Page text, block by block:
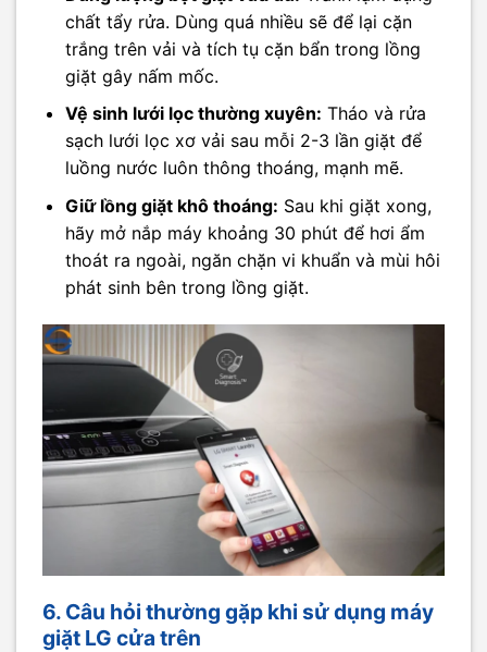
chất tẩy rửa. Dùng quá nhiều sẽ để lại cặn
trắng trên vải và tích tụ cặn bẩn trong lồng
giặt gây nấm mốc.
Vệ sinh lưới lọc thường xuyên: Tháo và rửa
sạch lưới lọc xơ vải sau mỗi 2-3 lần giặt để
luồng nước luôn thông thoáng, mạnh mẽ.
Giữ lồng giặt khô thoáng: Sau khi giặt xong,
hãy mở nắp máy khoảng 30 phút để hơi ẩm
thoát ra ngoài, ngăn chặn vi khuẩn và mùi hôi
phát sinh bên trong lồng giặt.
6. Câu hỏi thường gặp khi sử dụng máy
giặt LG cửa trên